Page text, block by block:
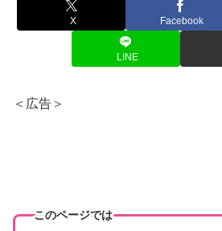
X Facebook
LINE
＜広告＞
このページでは